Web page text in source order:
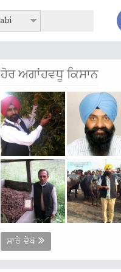
ਹੋਰ ਅਗਾਂਹਵਧੂ ਕਿਸਾਨ
ਸਾਰੇ ਦੇਖੋ